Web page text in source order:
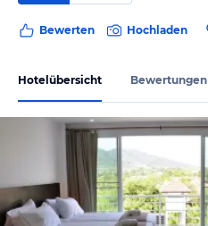
Bewerten Hochladen
Hotelübersicht Bewertungen